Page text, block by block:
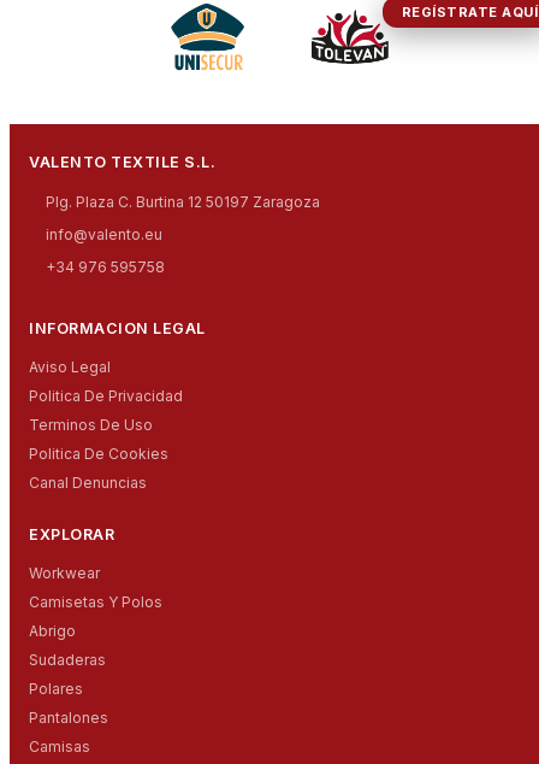
REGÍSTRATE AQUÍ
VALENTO TEXTILE S.L.
Plg. Plaza C. Burtina 12 50197 Zaragoza
info@valento.eu
+34 976 595758
INFORMACION LEGAL
Aviso Legal
Politica De Privacidad
Terminos De Uso
Politica De Cookies
Canal Denuncias
EXPLORAR
Workwear
Camisetas Y Polos
Abrigo
Sudaderas
Polares
Pantalones
Camisas